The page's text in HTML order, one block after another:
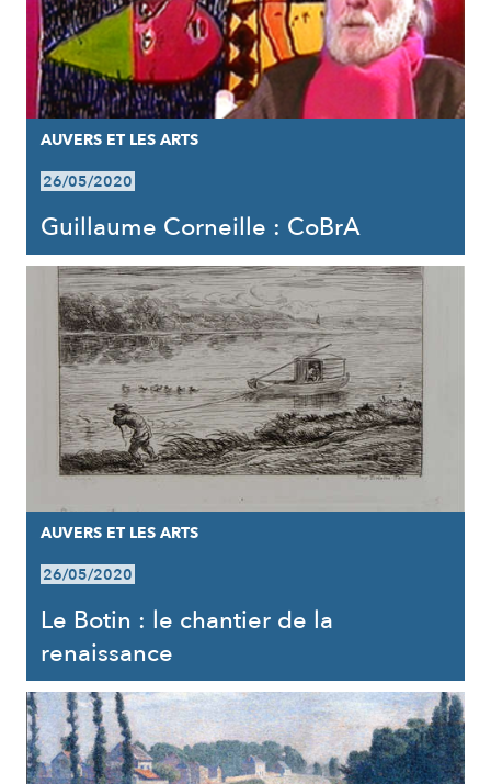
AUVERS ET LES ARTS
26/05/2020
Guillaume Corneille : CoBrA
AUVERS ET LES ARTS
26/05/2020
Le Botin : le chantier de la
renaissance